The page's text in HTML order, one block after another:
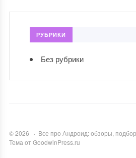
РУБРИКИ
Без рубрики
©2026 · Все про Андроид: обзоры,
Тема от GoodwinPress.ru